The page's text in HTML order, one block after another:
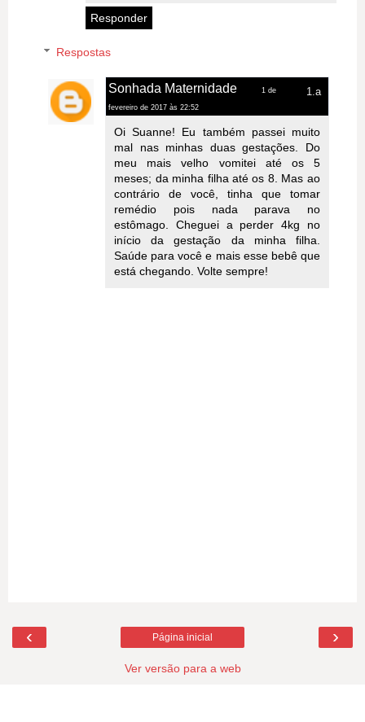
Responder
Respostas
Sonhada Maternidade 1 de
fevereiro de 2017 às 22:52
Oi Suanne! Eu também passei muito
mal nas minhas duas gestações. Do
meu mais velho vomitei até os 5
meses; da minha filha até os 8. Mas ao
contrário de você, tinha que tomar
remédio pois nada parava no
estômago. Cheguei a perder 4kg no
início da gestação da minha filha.
Saúde para você e mais esse bebê que
está chegando. Volte sempre!
‹ ›
Página inicial
Ver versão para a web